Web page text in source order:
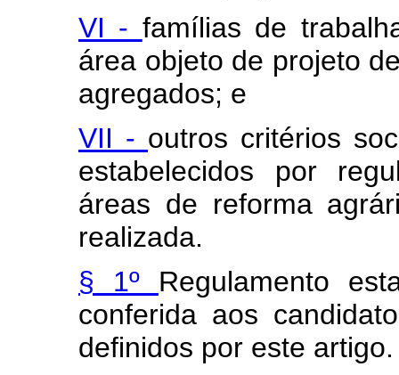
VI - famílias de
área objeto de projeto
agregados; e
VII - outros critérios
estabelecidos por
áreas de reforma
realizada.
§ 1º Regulamento
conferida aos
definidos por este artigo.